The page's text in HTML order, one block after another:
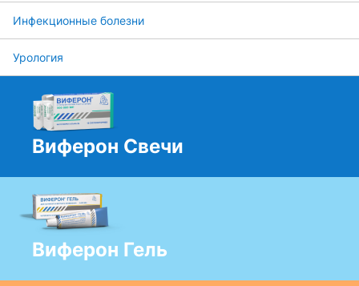
Инфекционные болезни
Урология
Виферон Свечи
Виферон Гель